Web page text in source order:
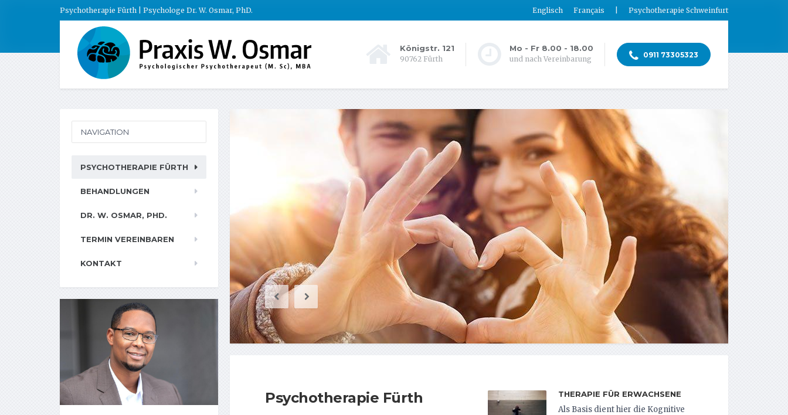
Psychotherapie Fürth | Psychologe Dr. W. Osmar, PhD. Englisch Français Psychotherapie Schweinfurt
Königstr. 121
90762 Fürth
Mo - Fr 8.00 - 18.00
und nach Vereinbarung 0911 73305323
Psychotherapie Fürth THERAPIE FÜR ERWACHSENE
Als Basis dient hier die Kognitive
NAVIGATION
PSYCHOTHERAPIE FÜRTH
BEHANDLUNGEN
DR. W. OSMAR, PHD.
TERMIN VEREINBAREN
KONTAKT